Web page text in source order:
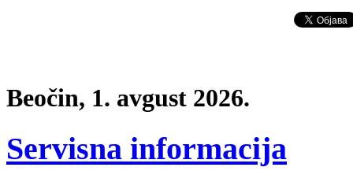
Beočin, 1. avgust 2026.
Servisna informacija